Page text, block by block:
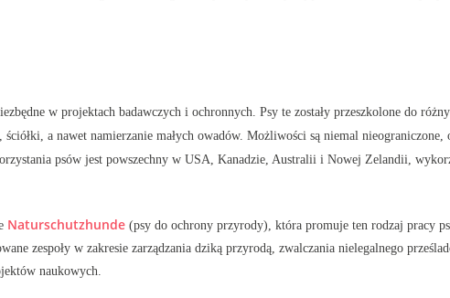
w projektach badawczych i ochronnych. Psy te zostały przeszkolone do
a nawet namierzanie małych owadów. Możliwości są niemal nieograniczone,
psów jest powszechny w USA, Kanadzie, Australii i Nowej Zelandii,
Naturschutzhunde (psy do ochrony przyrody), która promuje ten rodzaj pracy
zespoły w zakresie zarządzania dziką przyrodą, zwalczania nielegalnego
naukowych.